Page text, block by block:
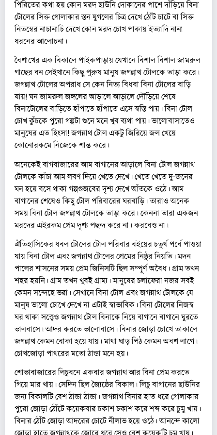
পিরিতের কথা হয় কোন মরদ ছাউনি দোকানের পাশে দাঁড়িয়ে বিনা
টোলের সিক্ত গোলাকার স্তন যুগলের চিত্র দেখে ঠোঁট চাটে বা সিক্ত
নিতম্বের নাচানাচি দেখে কোন মরদ চোখ পাকায় ইত্যাদি নানা
ধরনের আলোচনা।
বৈশাখের এক বিকালে পাইকপাড়ায় যেখানে বিশাল বিশাল জামরুল
গাছের বন সেইখানে কিছু পুরুষ মানুষ জগন্নাথ টোলকে তাড়া করে।
জগন্নাথ টোলের অপরাধ সে কেন নিত্য বিধবা বিনা টোলের বাড়ি
যায়! ঘন জামরুল জঙ্গলের আড়ালে আড়ালে দৌড়িয়ে শেষে
বিনাটোলের বাড়িতে হাঁপাতে হাঁপাতে এসে স্বস্তি পায়। বিনা টোল
চোখ কুঁচকে পুরো গল্পটা শুনে মনে খুব ব্যথা পায়। ভালোবাসাতেও
মানুষের এত হিংসা! জগন্নাথ টোল একটু জিরিয়ে জল খেয়ে
কোনোরকমে নিজেকে শান্ত করে।
অনেকেই বাগবাজারের আম বাগানের আড়ালে বিনা টোল জগন্নাথ
টোলকে কাঁচা আম লবণ দিয়ে খেতে দেখে। খেতে খেতে দু-জনের
ঘন হয়ে বসে থাকা গল্পগুজবের দৃশ্য দেখে আঁতকে ওঠে। আম
বাগানের শেষেও কিছু টোল পরিবারের ঘরবাড়ি। তারাও অনেক
সময় বিনা টোল জগন্নাথ টোলকে তাড়া করে। কেননা তারা একজন
মরদের এইরকম প্রেম দৃশ্য পছন্দ করে না। করবেও না।
ঐতিহাসিকের ধবল টোলের টোল পরিবার বইয়ের চতুর্থ পর্বে পাওয়া
যায় বিনা টোল এবং জগন্নাথ টোলের প্রেমের নিষ্ঠুর নিয়তি। মদন
পালের শাসনের সময় প্রেম জিনিসটি ছিল সম্পূর্ণ অবৈধ। গ্রাম তখন
শহর হয়নি। গ্রাম তখন খুবই গ্রাম্য। মানুষের চলাফেরা নজর সবই
কেমন সন্দেহে ভরা। সেখানে বিনা টোল এবং জগন্নাথ টোলকে যে
মানুষ ভালো চোখে দেখে না এটাই স্বাভাবিক। বিনা টোলের নিজস্ব
ঘর থাকা সত্ত্বেও জগন্নাথ টোল বিনাকে নিয়ে বাগানে বাগানে ঘুরতে
ভালবাসে। আদর করতে ভালোবাসে। বিনার জোড়া চোখে তাকালে
জগন্নাথ কেমন বোকা হয়ে যায়। মাথা ঘাড় পিঠ কেমন অবশ লাগে।
চোখজোড়া পাথরের মতো ঠান্ডা মনে হয়।
শোভাবাজারের লিচুবনে একবার জগন্নাথ আর বিনা প্রেম করতে
গিয়ে মার খায়। সেদিন ছিল জ্যৈষ্ঠের বিকাল। লিচু বাগানের ছাউনির
জন্য বিকালটি বেশ ঠান্ডা ঠান্ডা। জগন্নাথ বিনার হাত ধরে গোলাকার
পুরো জোড়া ঠোঁটে কয়েকবার চকাশ চকাশ করে শব্দ করে চুমু খায়।
বিনার ঠোঁট জোড়া আদরের চোটে নীলাভ হয়ে ওঠে। আনন্দে কালো